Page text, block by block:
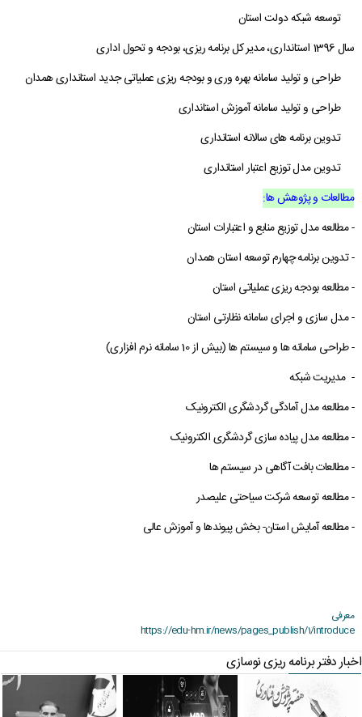
توسعه شبکه دولت استان
سال 1396 استانداری، مدیر کل برنامه ریزی، بودجه و تحول اداری
طراحی و تولید سامانه بهره وری و بودجه ریزی عملیاتی جدید استانداری همدان
طراحی و تولید سامانه آموزش استانداری
تدوین برنامه های سالانه استانداری
تدوین مدل توزیع اعتبار استانداری
مطالعات و پژوهش ها:
- مطالعه مدل توزیع منابع و اعتبارات استان
- تدوین برنامه چهارم توسعه استان همدان
- مطالعه بودجه ریزی عملیاتی استان
- مدل سازی و اجرای سامانه نظارتی استان
- طراحی سامانه ها و سیستم ها (بیش از 10 سامانه نرم افزاری)
- مدیریت شبکه
- مطالعه مدل آمادگی گردشگری الکترونیک
- مطالعه مدل پیاده سازی گردشگری الکترونیک
- مطالعات بافت آگاهی در سیستم ها
- مطالعه توسعه شرکت سیاحتی علیصدر
- مطالعه آمایش استان- بخش پیوندها و آموزش عالی
معرفی
https://edu-hm.ir/news/pages_publish/1/introduce
اخبار دفتر برنامه ریزی نوسازی